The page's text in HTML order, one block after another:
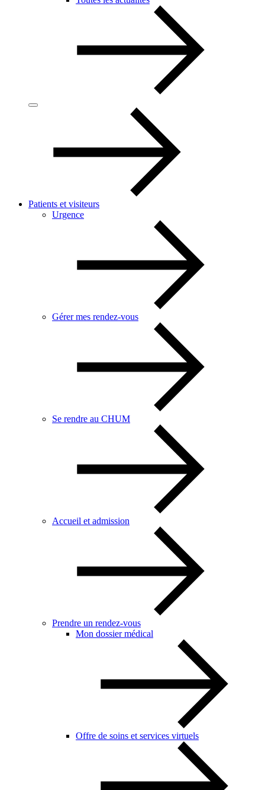
Patients et visiteurs
Urgence
Gérer mes rendez-vous
Se rendre au CHUM
Accueil et admission
Prendre un rendez-vous
Mon dossier médical
Offre de soins et services virtuels